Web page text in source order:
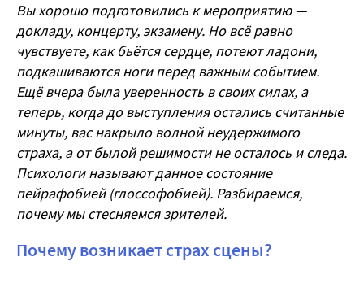
Вы хорошо подготовились к мероприятию —
докладу, концерту, экзамену. Но всё равно
чувствуете, как бьётся сердце, потеют ладони,
подкашиваются ноги перед важным событием.
Ещё вчера была уверенность в своих силах, а
теперь, когда до выступления остались считанные
минуты, вас накрыло волной неудержимого
страха, а от былой решимости не осталось и следа.
Психологи называют данное состояние
пейрафобией (глоссофобией). Разбираемся,
почему мы стесняемся зрителей.
Почему возникает страх сцены?